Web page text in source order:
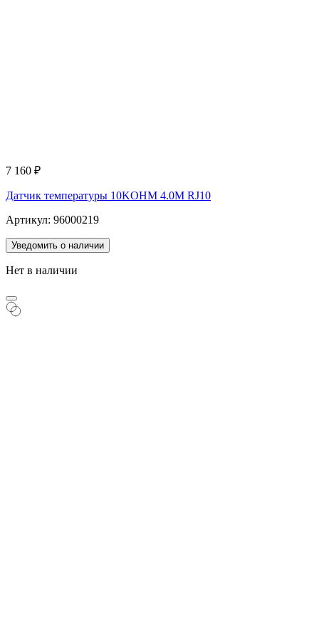
7 160 ₽
Датчик температуры 10KOHM 4.0M RJ10
Артикул: 96000219
Уведомить о наличии
Нет в наличии